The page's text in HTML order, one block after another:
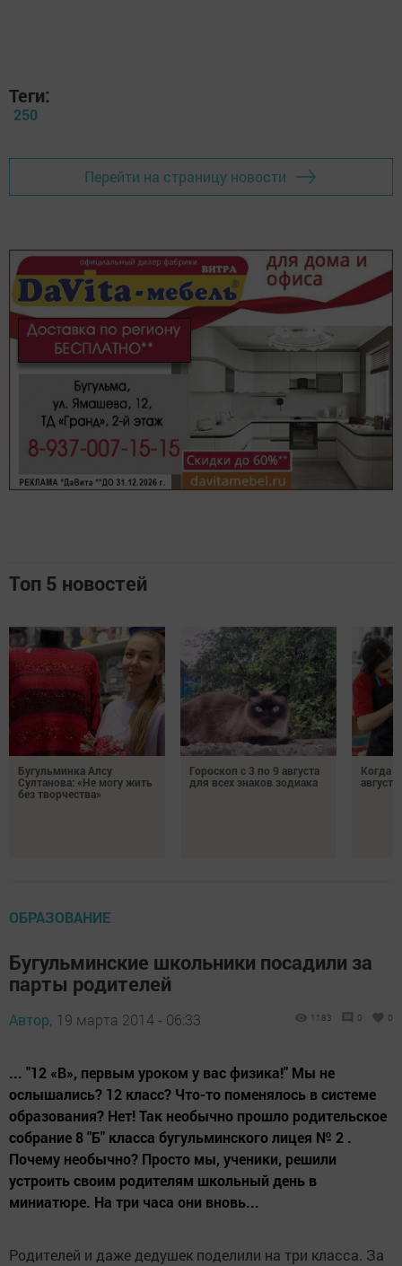
Теги:
250
Перейти на страницу новости
Топ 5 новостей
Бугульминка Алсу
Султанова: «Не могу жить
без творчества»
Гороскоп с 3 по 9 августа
для всех знаков зодиака
Когда
ОБРАЗОВАНИЕ
Бугульминские школьники посадили за
парты родителей
Автор, 19 марта 2014 - 06:33 1183 0 0
... "12 «В», первым уроком у вас физика!" Мы не
ослышались? 12 класс? Что-то поменялось в системе
образования? Нет! Так необычно прошло родительское
собрание 8 "Б" класса бугульминского лицея № 2 .
Почему необычно? Просто мы, ученики, решили
устроить своим родителям школьный день в
миниатюре. На три часа они вновь...
Родителей и даже дедушек поделили на три класса. За